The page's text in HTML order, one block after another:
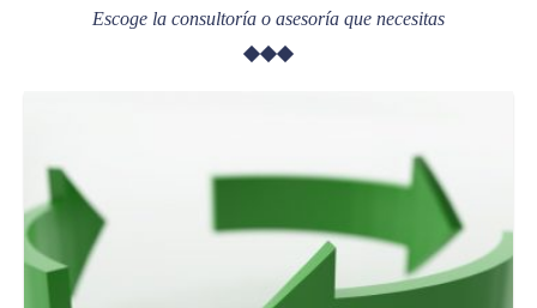
Escoge la consultoría o asesoría que necesitas